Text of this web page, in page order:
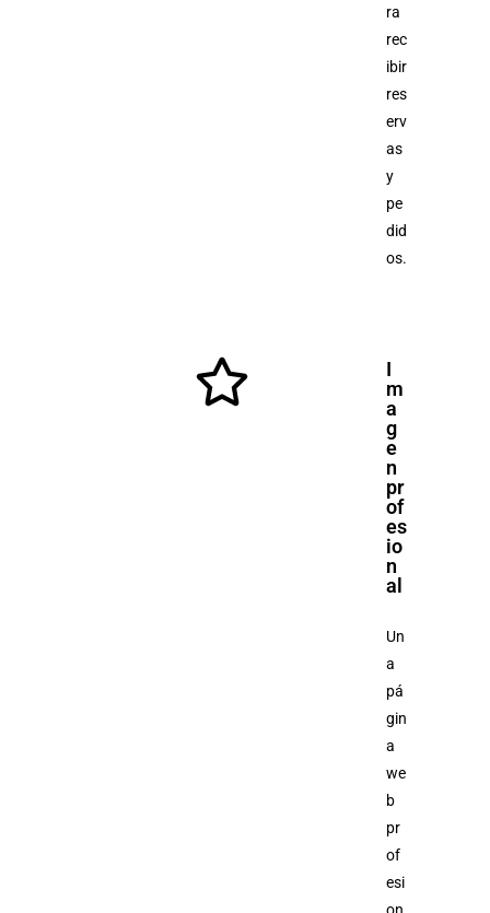
ra
rec
ibir
res
erv
as
y
pe
did
os.
I
m
a
g
e
n
pr
of
es
io
n
al
Un
a
pá
gin
a
we
b
pr
of
esi